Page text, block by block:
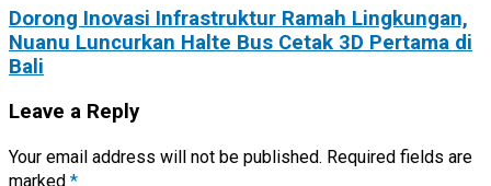
Dorong Inovasi Infrastruktur Ramah Lingkungan,
Nuanu Luncurkan Halte Bus Cetak 3D Pertama di
Bali
Leave a Reply
Your email address will not be published. Required fields are
marked *